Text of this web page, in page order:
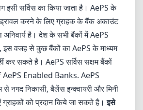
इसी सर्विस का किया जाता है। AePS के
करने के लिए ग्राहक के बैंक अकाउंट
अनिवार्य है। देश के सभी बैंकों में AePS
इस वजह से कुछ बैंकों का AePS के माध्यम
कर सकते है। AePS सर्विस सक्षम बैंकों
Enabled Banks. AePS
नगद निकासी, बैलेंस इन्क्वायरी और मिनी
को प्रदान किये जा सकते है।इसे